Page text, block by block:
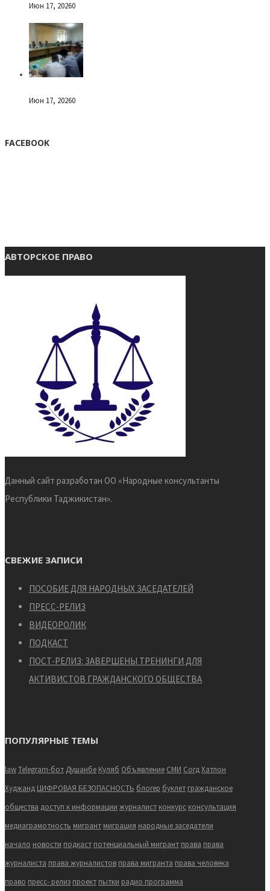
Июн 17, 20260
Июн 17, 20260
FACEBOOK
АВТОРСКОЕ ПРАВО
Данный сайт разработан ОО «Народные консультанты
Республики Таджикистан».
СВЕЖИЕ ЗАПИСИ
ПОСОБИЕ ДЛЯ НАРОДНЫХ ЗАСЕДАТЕЛЕЙ
ПРЕСС-РЕЛИЗ
ВИДЕОРОЛИК
ПОДКАСТ
ПОСТ-РЕЛИЗ: ЗАВЕРШЕНЫ ТРЕНИНГИ ДЛЯ
АКТИВИСТОВ ГРАЖДАНСКОГО ОБЩЕСТВА
ПОПУЛЯРНЫЕ ТЕМЫ
lawTelegram-бот Душанбе Куляб Объявление СМИ СогдХатлон
Худжанд ЦИФРОВАЯ БЕЗОПАСНОСТЬ блогер буклет гражданское
общества доступ к информации журналист конкурс консультация
медиаграмотность мигрант миграция народные заседатели
начало новости подкаст потенциальный мигрант права права
журналиста права журналистов права мигранта права человека
право пресс- релиз проект пытки радио программа